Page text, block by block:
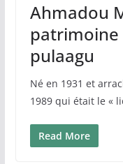
Ahmadou
pulaagu​
Né en 1931 et
1989 qui était le «
Read More